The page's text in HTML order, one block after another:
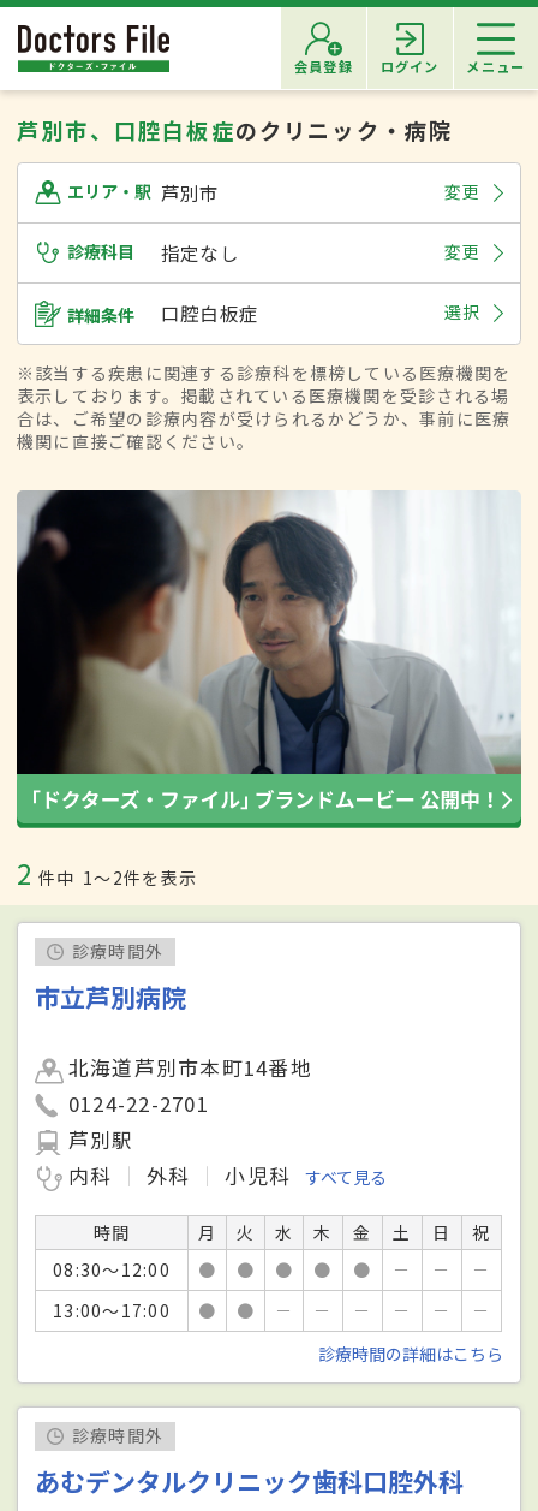
会員登録 ログイン メニュー
芦別市、口腔白板症のクリニック・病院
エリア・駅 芦別市 変更
診療科目 指定なし 変更
詳細条件 口腔白板症 選択
※該当する疾患に関連する診療科を標榜している医療機関を
表示しております。掲載されている医療機関を受診される場
合は、ご希望の診療内容が受けられるかどうか、事前に医療
機関に直接ご確認ください。
2 件中 1〜2件を表示
診療時間外
市立芦別病院
北海道芦別市本町14番地
0124-22-2701
芦別駅
内科
外科 小児科 すべて見る
時間 月 火 水 木 金 土 日
祝
08:30～12:00
● ● ● ● ● － －
－
13:00～17:00
● ● － － － － －
－
診療時間の詳細はこちら
診療時間外
あむデンタルクリニック歯科口腔外科